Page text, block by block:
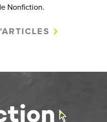
Nonfiction.